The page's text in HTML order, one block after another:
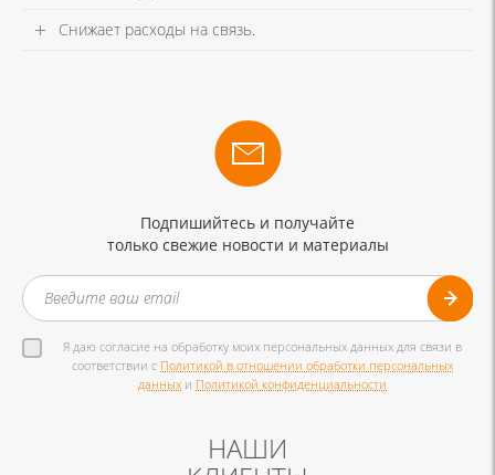
Снижает расходы на связь.
Подпишийтесь и получайте
только свежие новости и материалы
Я даю согласие на обработку моих персональных данных для связи в
соответствии с Политикой в отношении обработки персональных
данных и Политикой конфиденциальности
НАШИ